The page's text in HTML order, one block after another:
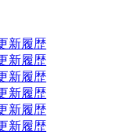
新履歴
新履歴
新履歴
新履歴
新履歴
新履歴